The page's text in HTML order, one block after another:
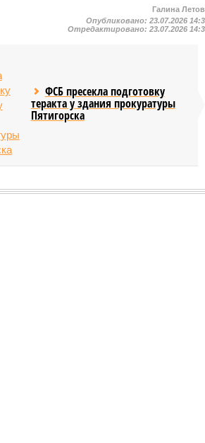
Галина
Опубликовано:23.07.2026
Отредактировано:23.07.2026
ФСБ пресекла подготовку
теракта у здания прокуратуры
Пятигорска